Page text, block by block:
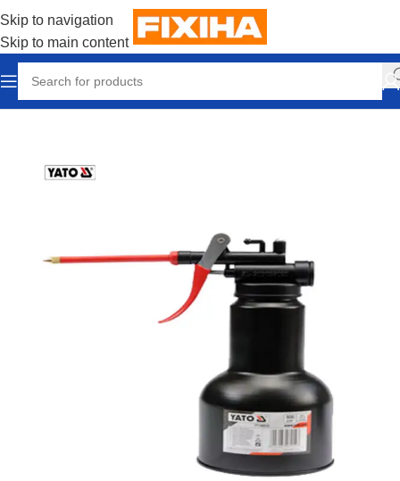
Skip to navigation
Skip to main content
Accueil/Outillages & Equipements